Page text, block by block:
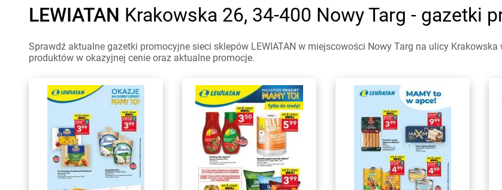
LEWIATAN Krakowska 26, 34-400 Nowy Targ - gazetki
Sprawdź aktualne gazetki promocyjne sieci sklepów LEWIATAN w miejscowości Nowy Targ na ulicy
produktów w okazyjnej cenie oraz aktualne promocje.